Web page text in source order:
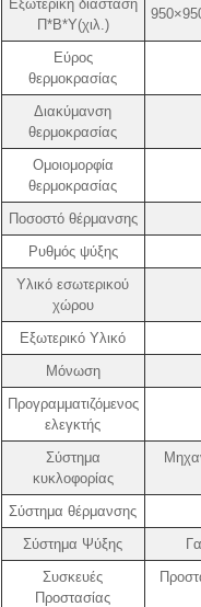
Εξωτερική διάσταση
Π*Β*Υ(χιλ.)
Εύρος
θερμοκρασίας
Διακύμανση
θερμοκρασίας
Ομοιομορφία
θερμοκρασίας
Ποσοστό θέρμανσης
Ρυθμός ψύξης
Υλικό εσωτερικού
χώρου
Εξωτερικό Υλικό
Μόνωση
Προγραμματιζόμενος
ελεγκτής
Σύστημα
κυκλοφορίας
Σύστημα θέρμανσης
Σύστημα Ψύξης
Συσκευές
Προστασίας